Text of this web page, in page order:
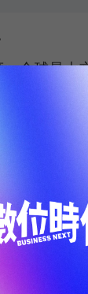
全球最
發布